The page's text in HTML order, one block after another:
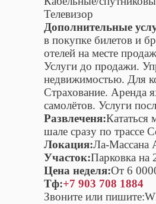
Телевизор
Дополнительные
в покупке билетов и
отелей на месте
Услуги до продажи.
недвижимостью. Для
Страхование. Аренда
самолётов. Услуги
Развлеченя:Кататься
шале сразу по трассе
Локация:Ла-Массана
Участок:Парковка на
Цена неделя:От 6
Тф:+7 903 708 1884
Звоните или